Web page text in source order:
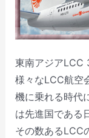
東南アジアLCC
様々なLCC航空
機に乗れる時代
は先進国である
その数あるLCC